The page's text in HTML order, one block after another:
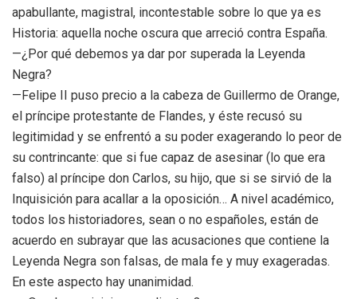
apabullante, magistral, incontestable sobre lo que ya es
Historia: aquella noche oscura que arreció contra España.
—¿Por qué debemos ya dar por superada la Leyenda
Negra?
—Felipe II puso precio a la cabeza de Guillermo de Orange,
el príncipe protestante de Flandes, y éste recusó su
legitimidad y se enfrentó a su poder exagerando lo peor de
su contrincante: que si fue capaz de asesinar (lo que era
falso) al príncipe don Carlos, su hijo, que si se sirvió de la
Inquisición para acallar a la oposición… A nivel académico,
todos los historiadores, sean o no españoles, están de
acuerdo en subrayar que las acusaciones que contiene la
Leyenda Negra son falsas, de mala fe y muy exageradas.
En este aspecto hay unanimidad.